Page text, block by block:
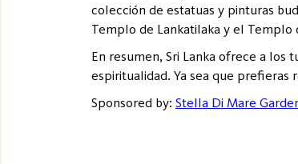
colección de estatuas y pinturas
Templo de Lankatilaka y el Templo
En resumen, Sri Lanka ofrece a
espiritualidad. Ya sea que
Sponsored by: Stella Di Mare